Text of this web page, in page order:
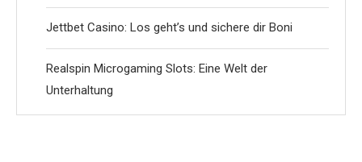
Jettbet Casino: Los geht’s und sichere dir Boni
Realspin Microgaming Slots: Eine Welt der
Unterhaltung